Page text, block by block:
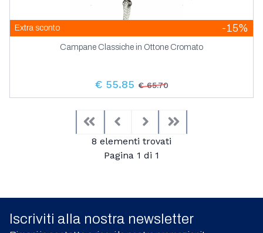
Extra sconto -15%
Campane Classiche in Ottone Cromato
€ 55.85 € 65.70
FirstPrevious
8 elementi trovati
Pagina 1 di 1
Next
Iscriviti alla nostra newsletter